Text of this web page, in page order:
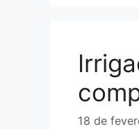
18 de